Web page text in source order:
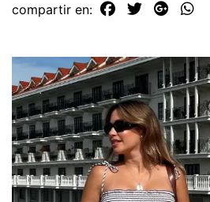
compartir en: